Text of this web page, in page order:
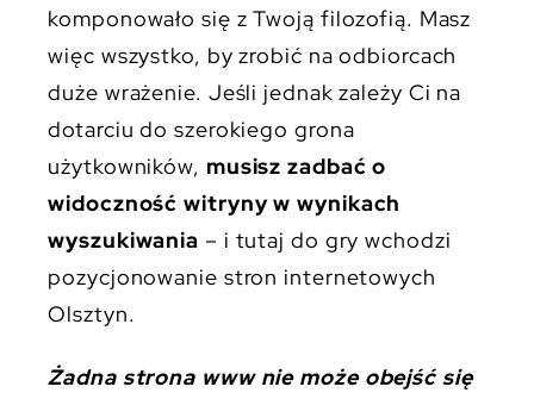
komponowało się z Twoją filozofią. Masz
więc wszystko, by zrobić na odbiorcach
duże wrażenie. Jeśli jednak zależy Ci na
dotarciu do szerokiego grona
użytkowników, musisz zadbać o
widoczność witryny w wynikach
wyszukiwania – i tutaj do gry wchodzi
pozycjonowanie stron internetowych
Olsztyn.
Żadna strona www nie może obejść się